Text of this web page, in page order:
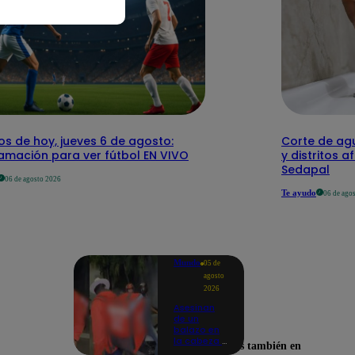
de hoy, jueves 6 de agosto:
para ver fútbol EN VIVO
06 de agosto 2026
Corte de
y distritos
Sedapal
Te ayudo 06 de
Mundo 05 de
agosto
2026
Asesinan
de un
balazo en
la cabeza a
Encuéntranos también en